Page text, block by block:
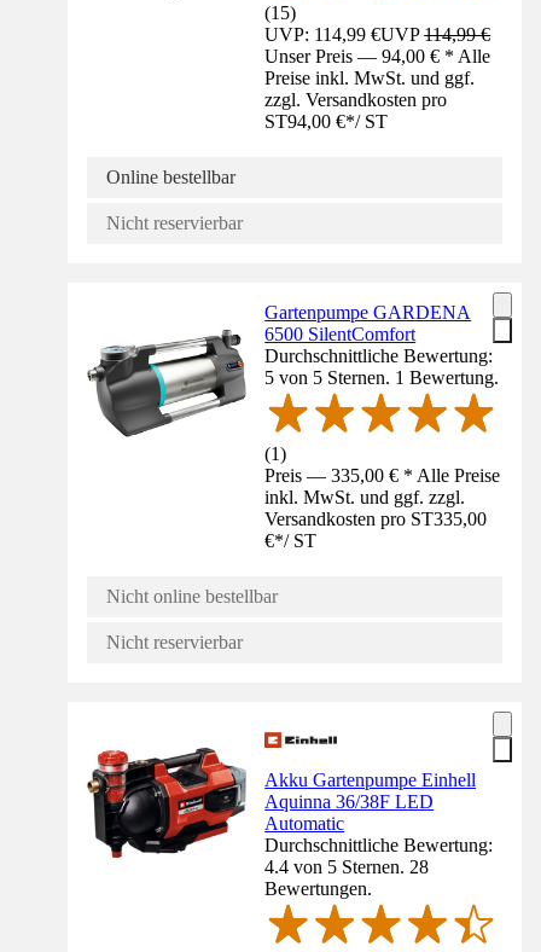
(15)
UVP: 114,99 €UVP114,99 €
Unser Preis — 94,00 € * Alle
Preise inkl. MwSt. und ggf.
zzgl. Versandkosten pro
ST94,00 €*/ ST
Online bestellbar
Nicht reservierbar
Gartenpumpe GARDENA
6500 SilentComfort
Durchschnittliche Bewertung:
5 von 5 Sternen. 1 Bewertung.
(1)
Preis — 335,00 € * Alle Preise
inkl. MwSt. und ggf. zzgl.
Versandkosten pro ST335,00
€*/ ST
Nicht online bestellbar
Nicht reservierbar
Akku Gartenpumpe Einhell
Aquinna 36/38F LED
Automatic
Durchschnittliche Bewertung:
4.4 von 5 Sternen. 28
Bewertungen.